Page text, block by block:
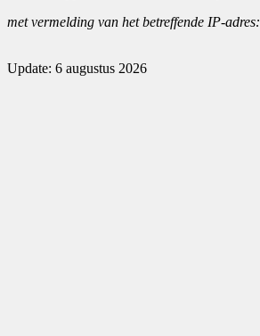
met vermelding van het betreffende IP-adres:
Update: 6 augustus 2026